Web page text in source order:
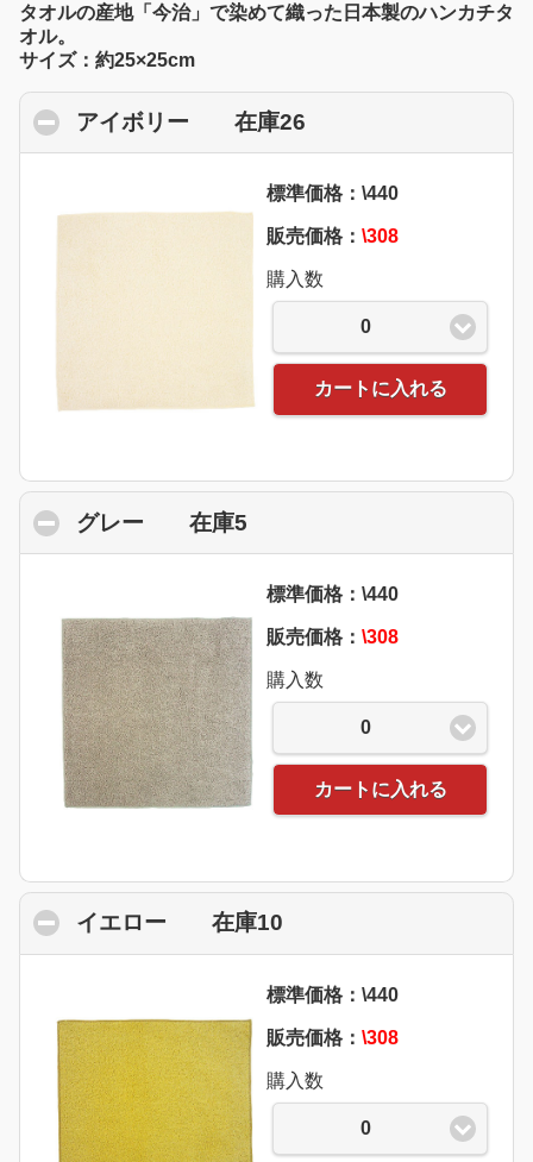
タオルの産地「今治」で染めて織った日本製のハンカチタ
オル。
サイズ：約25×25cm
アイボリー 在庫26
標準価格：\440
販売価格： \308
購入数
0
カートに入れる
グレー 在庫5
標準価格：\440
販売価格： \308
購入数
0
カートに入れる
イエロー 在庫10
標準価格：\440
販売価格： \308
購入数
0